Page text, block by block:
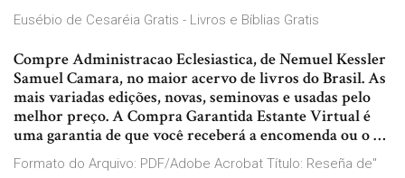
Eusébio de Cesaréia Gratis - Livros e Bíblias Gratis
Compre Administracao Eclesiastica, de Nemuel Kessler
Samuel Camara, no maior acervo de livros do Brasil. As
mais variadas edições, novas, seminovas e usadas pelo
melhor preço. A Compra Garantida Estante Virtual é
uma garantia de que você receberá a encomenda ou o …
Formato do Arquivo: PDF/Adobe Acrobat Título: Reseña de"